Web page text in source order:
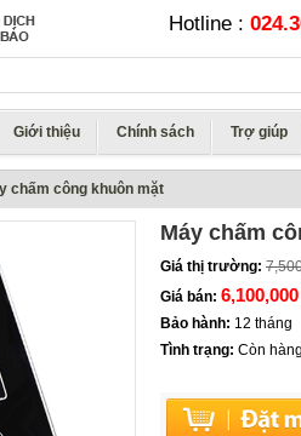
Hotline :
Giới thiệu Chính sách Trợ giúp
chấm công khuôn mặt
Máy chấm
Giá thị trường:
Giá bán:
Bảo hành: 12 tháng
Tình trạng: Còn hàng